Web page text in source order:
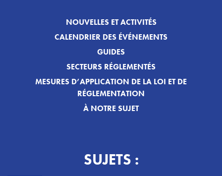
NOUVELLES ET ACTIVITÉS
CALENDRIER DES ÉVÉNEMENTS
GUIDES
SECTEURS RÉGLEMENTÉS
MESURES D’APPLICATION DE LA LOI ET DE
RÉGLEMENTATION
À NOTRE SUJET
SUJETS :